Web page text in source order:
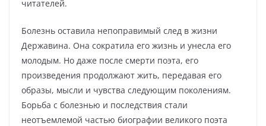
читателей.
Болезнь оставила непоправимый след в жизни
Державина. Она сократила его жизнь и унесла его
молодым. Но даже после смерти поэта, его
произведения продолжают жить, передавая его
образы, мысли и чувства следующим поколениям.
Борьба с болезнью и последствия стали
неотъемлемой частью биографии великого поэта